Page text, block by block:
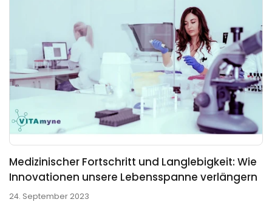
Medizinischer Fortschritt und Langlebigkeit: Wie
Innovationen unsere Lebensspanne verlängern
24. September 2023